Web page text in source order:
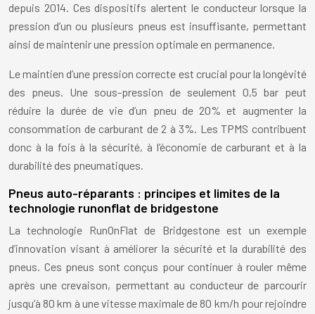
depuis 2014. Ces dispositifs alertent le conducteur lorsque la
pression d’un ou plusieurs pneus est insuffisante, permettant
ainsi de maintenir une pression optimale en permanence.
Le maintien d’une pression correcte est crucial pour la longévité
des pneus. Une sous-pression de seulement 0,5 bar peut
réduire la durée de vie d’un pneu de 20% et augmenter la
consommation de carburant de 2 à 3%. Les TPMS contribuent
donc à la fois à la sécurité, à l’économie de carburant et à la
durabilité des pneumatiques.
Pneus auto-réparants : principes et limites de la
technologie runonflat de bridgestone
La technologie RunOnFlat de Bridgestone est un exemple
d’innovation visant à améliorer la sécurité et la durabilité des
pneus. Ces pneus sont conçus pour continuer à rouler même
après une crevaison, permettant au conducteur de parcourir
jusqu’à 80 km à une vitesse maximale de 80 km/h pour rejoindre